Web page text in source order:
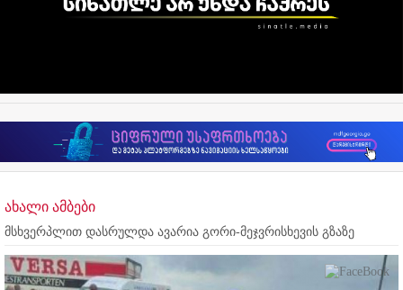
ახალი ამბები
მსხვერპლით დასრულდა ავარია გორი-მეჯვრისხევის გზაზე